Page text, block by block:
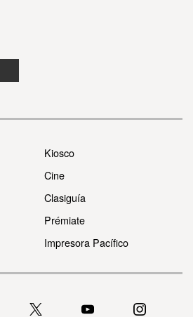
Kiosco
Cine
Clasiguía
Prémiate
Impresora Pacífico